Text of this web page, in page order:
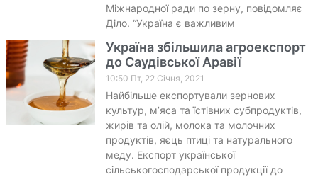
Міжнародної ради по зерну, повідомляє
Діло. “Україна є важливим
Україна збільшила агроекспорт
до Саудівської Аравії
10:50 Пт, 22 Січня, 2021
Найбільше експортували зернових
культур, м’яса та їстівних субпродуктів,
жирів та олій, молока та молочних
продуктів, яєць птиці та натурального
меду. Експорт української
сільськогосподарської продукції до